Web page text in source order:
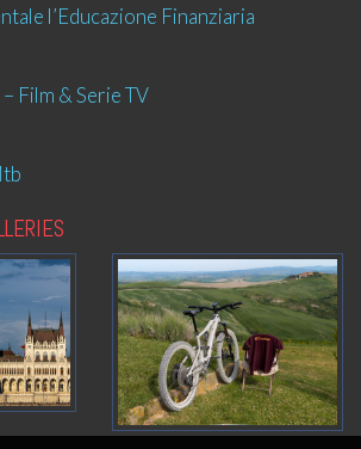
l’Educazione Finanziaria
Film & Serie TV